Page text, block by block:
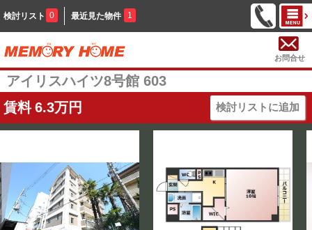
検討リスト 0 最近見た物件 1
お問合せ
アイリスハイツ8号館 603
賃料 6.3万円 検討リストに追加